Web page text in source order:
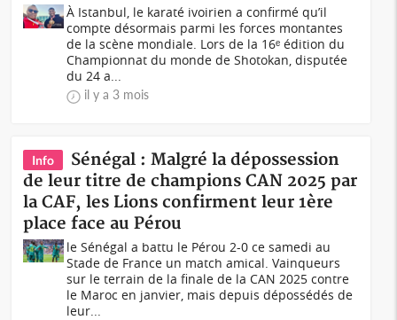
À Istanbul, le karaté ivoirien a confirmé qu’il
compte désormais parmi les forces montantes
de la scène mondiale. Lors de la 16ᵉ édition du
Championnat du monde de Shotokan, disputée
du 24 a...
il y a 3 mois
Info
Sénégal : Malgré la dépossession
de leur titre de champions CAN 2025 par
la CAF, les Lions confirment leur 1ère
place face au Pérou
le Sénégal a battu le Pérou 2-0 ce samedi au
Stade de France un match amical. Vainqueurs
sur le terrain de la finale de la CAN 2025 contre
le Maroc en janvier, mais depuis dépossédés de
leur...